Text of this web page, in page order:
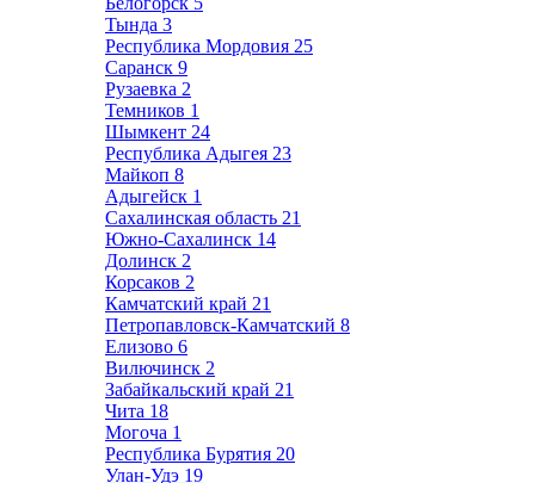
Тында 3
Республика Мордовия 25
Саранск 9
Рузаевка 2
Темников 1
Шымкент 24
Республика Адыгея 23
Майкоп 8
Адыгейск 1
Сахалинская область 21
Южно-Сахалинск 14
Долинск 2
Корсаков 2
Камчатский край 21
Петропавловск-Камчатский 8
Елизово 6
Вилючинск 2
Забайкальский край 21
Чита 18
Могоча 1
Республика Бурятия 20
Улан-Удэ 19